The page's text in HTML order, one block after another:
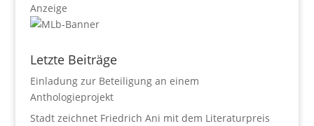
Anzeige
Letzte Beiträge
Einladung zur Beteiligung an einem
Anthologieprojekt
Stadt zeichnet Friedrich Ani mit dem Literaturpreis